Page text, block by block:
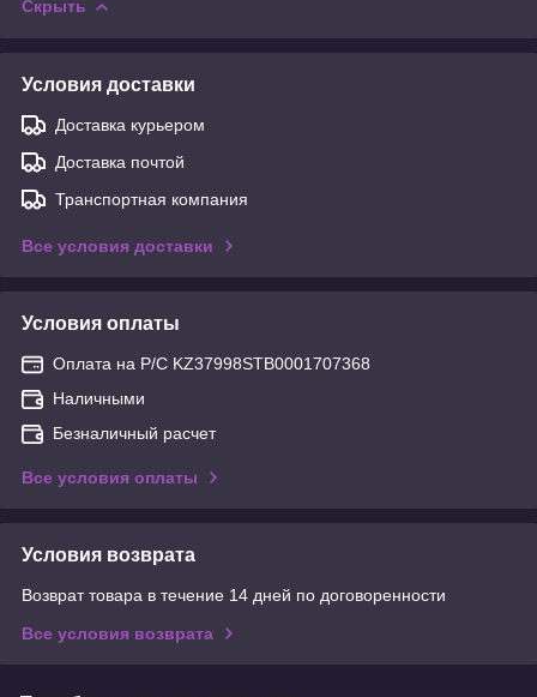
Скрыть
Условия доставки
Доставка курьером
Доставка почтой
Транспортная компания
Все условия доставки
Условия оплаты
Оплата на Р/С KZ37998STB0001707368
Наличными
Безналичный расчет
Все условия оплаты
Условия возврата
Возврат товара в течение 14 дней по договоренности
Все условия возврата